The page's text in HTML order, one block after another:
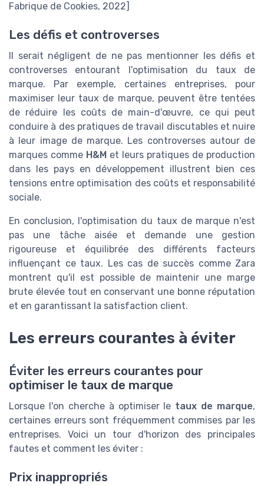
Fabrique de Cookies, 2022]
Les défis et controverses
Il serait négligent de ne pas mentionner les défis et
controverses entourant l'optimisation du taux de
marque. Par exemple, certaines entreprises, pour
maximiser leur taux de marque, peuvent être tentées
de réduire les coûts de main-d'œuvre, ce qui peut
conduire à des pratiques de travail discutables et nuire
à leur image de marque. Les controverses autour de
marques comme H&M et leurs pratiques de production
dans les pays en développement illustrent bien ces
tensions entre optimisation des coûts et responsabilité
sociale.
En conclusion, l'optimisation du taux de marque n'est
pas une tâche aisée et demande une gestion
rigoureuse et équilibrée des différents facteurs
influençant ce taux. Les cas de succès comme Zara
montrent qu'il est possible de maintenir une marge
brute élevée tout en conservant une bonne réputation
et en garantissant la satisfaction client.
Les erreurs courantes à éviter
Éviter les erreurs courantes pour
optimiser le taux de marque
Lorsque l'on cherche à optimiser le taux de marque,
certaines erreurs sont fréquemment commises par les
entreprises. Voici un tour d'horizon des principales
fautes et comment les éviter :
Prix inappropriés